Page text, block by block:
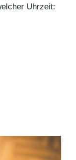
Uhrzeit: